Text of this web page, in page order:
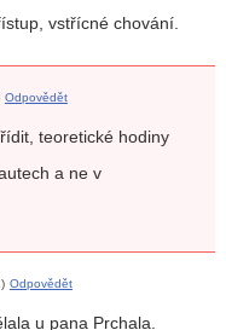
vstřícné chování.
Odpovědět
teoretické hodiny
a ne v
Odpovědět
u pana Prchala.